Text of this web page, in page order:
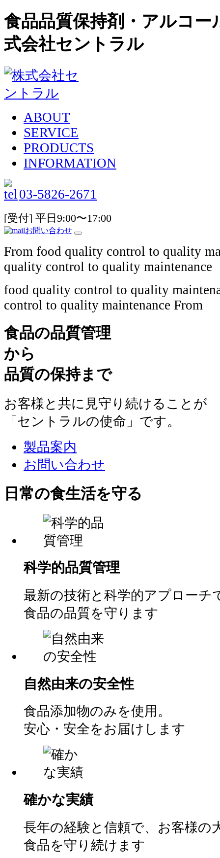
食品品質保持剤・アルコー
式会社セントラル
ABOUT
SERVICE
PRODUCTS
INFORMATION
03-5826-2671
[受付] 平日9:00〜17:00
お問い合わせ
From food quality control to quality
quality control to quality maintenance
food quality control to quality
control to quality maintenance From
食品の品質管理
から
品質の保持まで
お客様と共に見守り続けることが
「セントラルの使命」 です。
製品案内
お問い合わせ
日常の食生活を守る
科学的品質管理
最新の技術と科学的アプローチ
食品の品質を守ります
自然由来の安全性
食品添加物のみを使用。
安心・安全をお届けします
確かな実績
⾧年の経験と信頼で、お客様の
食品を守り続けます